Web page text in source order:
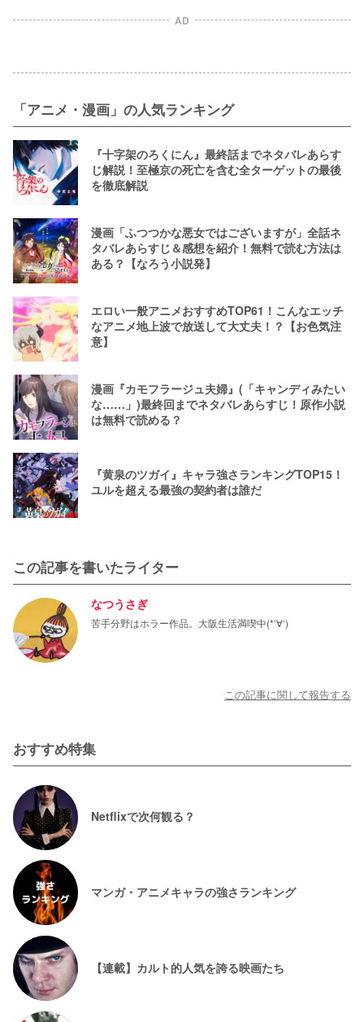
AD
「アニメ・漫画」の人気ランキング
『十字架のろくにん』最終話までネタバレあらす
じ解説！至極京の死亡を含む全ターゲットの最後
を徹底解説
漫画「ふつつかな悪女ではございますが」全話ネ
タバレあらすじ＆感想を紹介！無料で読む方法は
ある？【なろう小説発】
エロい一般アニメおすすめTOP61！こんなエッチ
なアニメ地上波で放送して大丈夫！？【お色気注
意】
漫画『カモフラージュ夫婦』(「キャンディみたい
な……」)最終回までネタバレあらすじ！原作小説
は無料で読める？
『黄泉のツガイ』キャラ強さランキングTOP15！
ユルを超える最強の契約者は誰だ
この記事を書いたライター
なつうさぎ
苦手分野はホラー作品。大阪生活満喫中(*‘∀‘)
この記事に関して報告する
おすすめ特集
Netflixで次何観る？
マンガ・アニメキャラの強さランキング
【連載】カルト的人気を誇る映画たち